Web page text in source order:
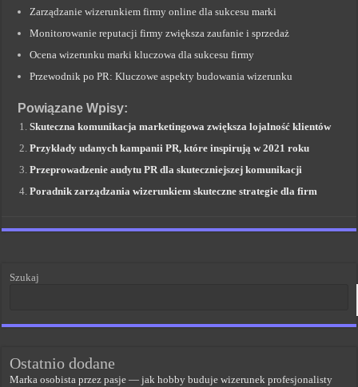
Zarządzanie wizerunkiem firmy online dla sukcesu marki
Monitorowanie reputacji firmy zwiększa zaufanie i sprzedaż
Ocena wizerunku marki kluczowa dla sukcesu firmy
Przewodnik po PR: Kluczowe aspekty budowania wizerunku
Powiązane Wpisy:
Skuteczna komunikacja marketingowa zwiększa lojalność klientów
Przykłady udanych kampanii PR, które inspirują w 2021 roku
Przeprowadzenie audytu PR dla skuteczniejszej komunikacji
Poradnik zarządzania wizerunkiem skuteczne strategie dla firm
Szukaj
Ostatnio dodane
Marka osobista przez pasje — jak hobby buduje wizerunek profesjonalisty